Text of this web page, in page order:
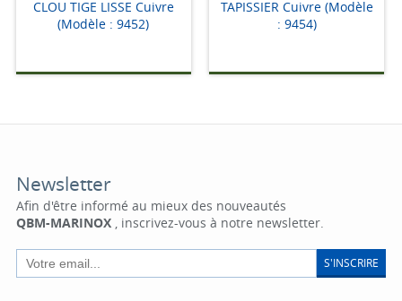
CLOU TIGE LISSE Cuivre
(Modèle : 9452)
TAPISSIER Cuivre (Modèle
: 9454)
Newsletter
Afin d'être informé au mieux des nouveautés
QBM-MARINOX, inscrivez-vous à notre newsletter.
S'INSCRIRE